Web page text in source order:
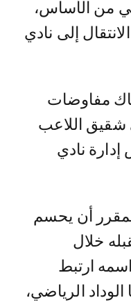
من الأساس،
إلى نادي
مفاوضات
شقيق اللاعب
نادي
أن يحسم
خلال
ارتبط
الرياضي،